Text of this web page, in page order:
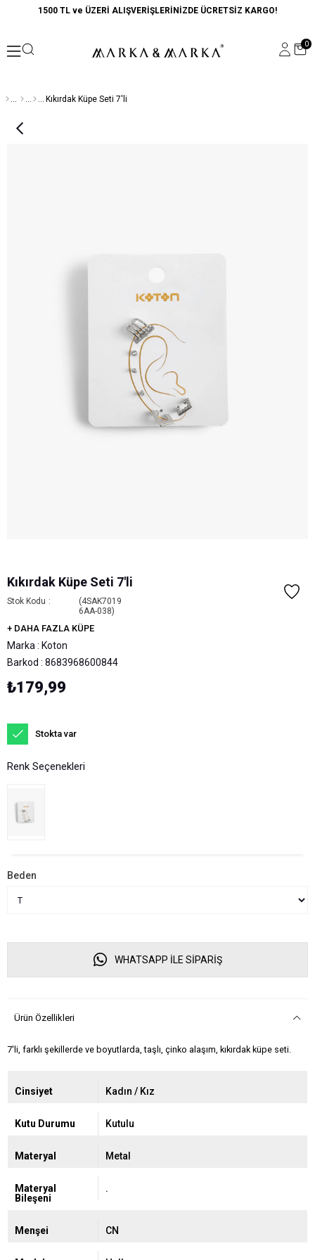
1500 TL ve ÜZERİ ALIŞVERİŞLERİNİZDE ÜCRETSİZ KARGO!
0
Kıkırdak Küpe Seti 7'li
Kıkırdak Küpe Seti 7'li
Stok Kodu
(4SAK7019
6AA-038)
+ DAHA FAZLA KÜPE
Marka : Koton
Barkod : 8683968600844
₺179,99
Stokta var
Renk Seçenekleri
Beden
WHATSAPP İLE SİPARİŞ
Ürün Özellikleri
7'li, farklı şekillerde ve boyutlarda, taşlı, çinko alaşım, kıkırdak küpe seti.
Cinsiyet Kadın / Kız
Kutu Durumu Kutulu
Materyal Metal
Materyal
Bileşeni
.
Menşei CN